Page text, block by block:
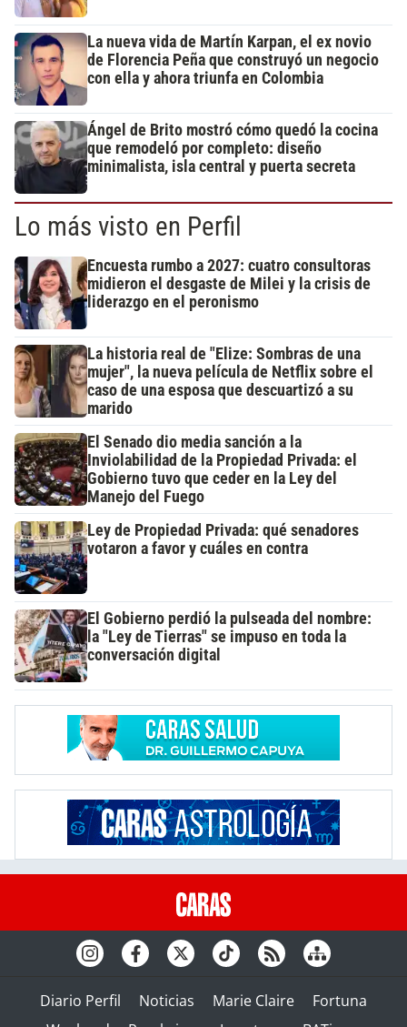
La nueva vida de Martín Karpan, el ex novio
de Florencia Peña que construyó un negocio
con ella y ahora triunfa en Colombia
Ángel de Brito mostró cómo quedó la cocina
que remodeló por completo: diseño
minimalista, isla central y puerta secreta
Lo más visto en Perfil
Encuesta rumbo a 2027: cuatro consultoras
midieron el desgaste de Milei y la crisis de
liderazgo en el peronismo
La historia real de "Elize: Sombras de una
mujer", la nueva película de Netflix sobre el
caso de una esposa que descuartizó a su
marido
El Senado dio media sanción a la
Inviolabilidad de la Propiedad Privada: el
Gobierno tuvo que ceder en la Ley del
Manejo del Fuego
Ley de Propiedad Privada: qué senadores
votaron a favor y cuáles en contra
El Gobierno perdió la pulseada del nombre:
la "Ley de Tierras" se impuso en toda la
conversación digital
Diario Perfil Noticias Marie Claire
Fortuna